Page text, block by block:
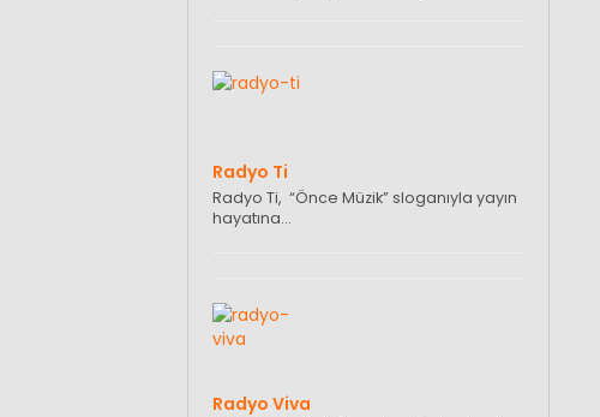
Radyo Ti
Radyo Ti, “Önce Müzik” sloganıyla yayın
hayatına…
Radyo Viva